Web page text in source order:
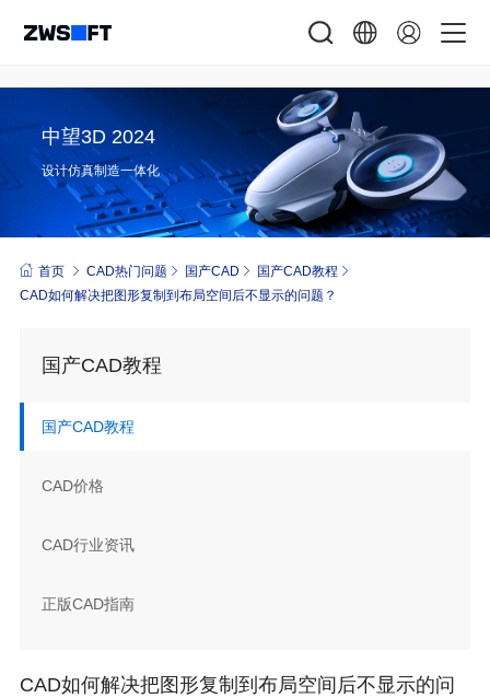
中望3D 2024
设计仿真制造一体化
首页 CAD热门问题 国产CAD
国产CAD教程
CAD如何解决把图形复制到布局空间后不显示的问题？
国产CAD教程
国产CAD教程
CAD价格
CAD行业资讯
正版CAD指南
CAD如何解决把图形复制到布局空间后不显示的问